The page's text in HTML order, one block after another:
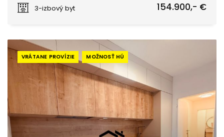
3-izbový byt
154.900,- €
VRÁTANE PROVÍZIE MOŽNOSŤ HÚ